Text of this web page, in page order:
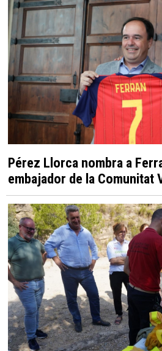
Pérez Llorca nombra a
embajador de la Comunitat